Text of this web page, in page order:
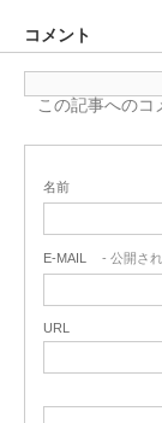
コメント
この記事へのコ
名前
E-MAIL - 公開さ
URL